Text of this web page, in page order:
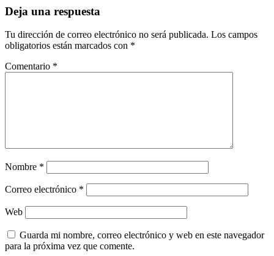
Deja una respuesta
Tu dirección de correo electrónico no será publicada. Los campos
obligatorios están marcados con *
Comentario *
Nombre *
Correo electrónico *
Web
Guarda mi nombre, correo electrónico y web en este navegador
para la próxima vez que comente.